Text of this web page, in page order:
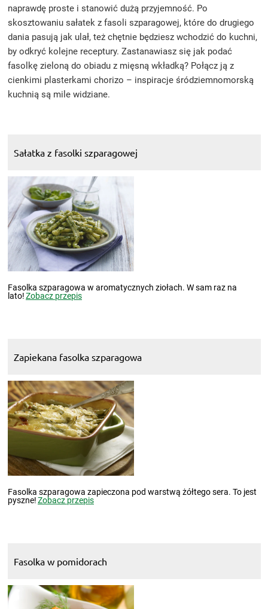
naprawdę proste i stanowić dużą przyjemność. Po
skosztowaniu sałatek z fasoli szparagowej, które do drugiego
dania pasują jak ulał, też chętnie będziesz wchodzić do kuchni,
by odkryć kolejne receptury. Zastanawiasz się jak podać
fasolkę zieloną do obiadu z mięsną wkładką? Połącz ją z
cienkimi plasterkami chorizo – inspiracje śródziemnomorską
kuchnią są mile widziane.
Sałatka z fasolki szparagowej
Fasolka szparagowa w aromatycznych ziołach. W sam raz na
lato!Zobacz przepis
Zapiekana fasolka szparagowa
Fasolka szparagowa zapieczona pod warstwą żółtego sera. To jest
pyszne!Zobacz przepis
Fasolka w pomidorach